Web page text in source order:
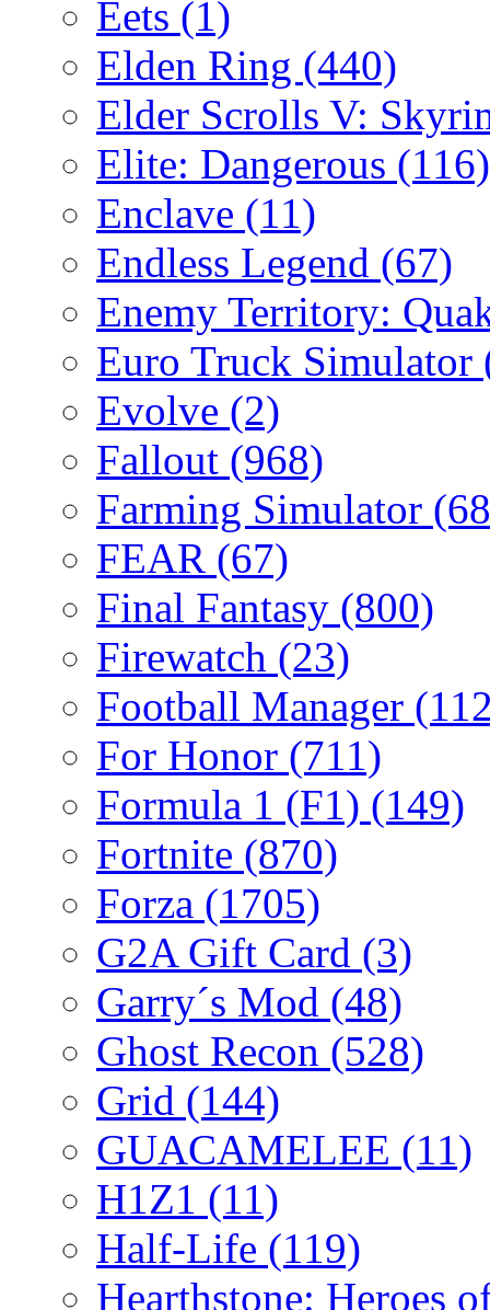
Eets (1)
Elden Ring (440)
Elder Scrolls V:
Elite: Dangerous (116)
Enclave (11)
Endless Legend (67)
Enemy Territory:
Euro Truck Simulator
Evolve (2)
Fallout (968)
Farming Simulator
FEAR (67)
Final Fantasy (800)
Firewatch (23)
Football Manager
For Honor (711)
Formula 1 (F1) (149)
Fortnite (870)
Forza (1705)
G2A Gift Card (3)
Garry´s Mod (48)
Ghost Recon (528)
Grid (144)
GUACAMELEE (11)
H1Z1 (11)
Half-Life (119)
Hearthstone: Heroes